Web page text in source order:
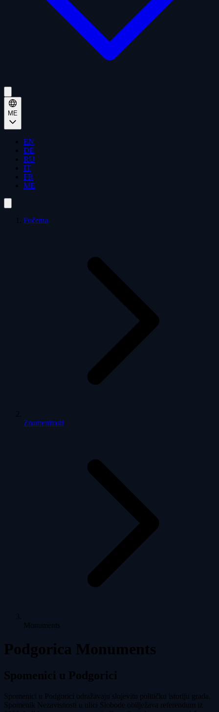
ME
EN
DE
RU
IT
FR
ME
Početna
Znamenitosti
Monuments
Podgorica Monuments
Spomenici u Podgorici
Spomenici u Podgorici odražavaju slojevitu političku istoriju grada.
Spomenik Nezavisnosti u ulici Slobode obilježava referendum iz